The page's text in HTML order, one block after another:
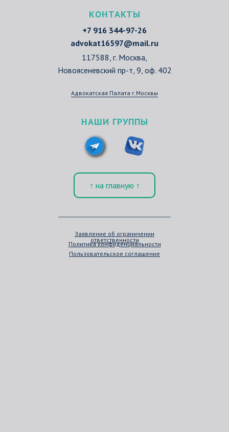
Заявление об ограничении
ответственности
Пользовательское соглашение
Политика конфиденциальности
117588, г. Москва,
Новоясеневский пр-т, 9, оф. 402
+7 916 344-97-26
advokat16597@mail.ru
КОНТАКТЫ
НАШИ ГРУППЫ
Адвокатская Палата г.Москвы
↑ на главную ↑